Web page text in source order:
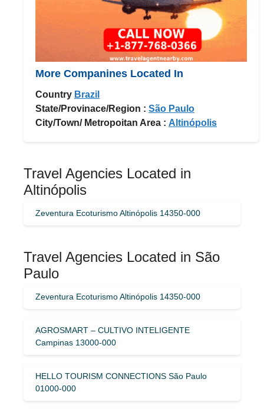
More Companines Located In
Country Brazil
State/Provinace/Region : São Paulo
City/Town/ Metropoitan Area : Altinópolis
Travel Agencies Located in
Altinópolis
Zeventura Ecoturismo Altinópolis 14350-000
Travel Agencies Located in São
Paulo
Zeventura Ecoturismo Altinópolis 14350-000
AGROSMART – CULTIVO INTELIGENTE
Campinas 13000-000
HELLO TOURISM CONNECTIONS São Paulo
01000-000